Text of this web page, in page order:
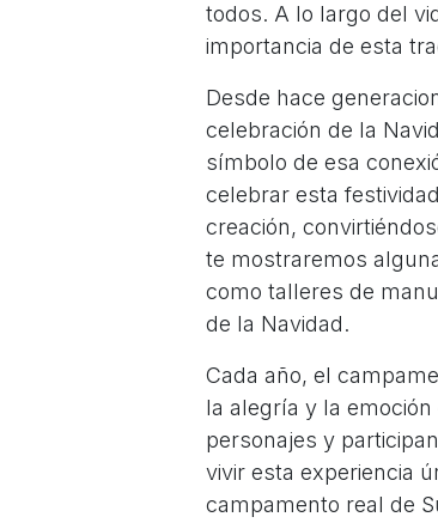
todos. A lo largo del
importancia de esta
Desde hace
celebración de la
símbolo de esa
celebrar esta
creación,
te mostraremos
como talleres de
de la Navidad.
Cada año, el
la alegría y la
personajes y
vivir esta experiencia
campamento real de